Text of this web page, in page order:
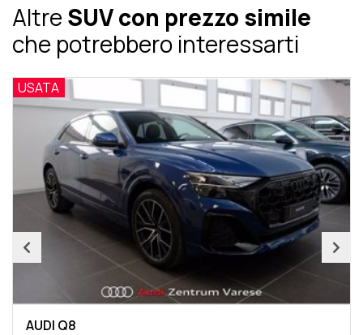
AltreSUV con prezzo simile
che potrebbero interessarti
USATA
AUDI Q8